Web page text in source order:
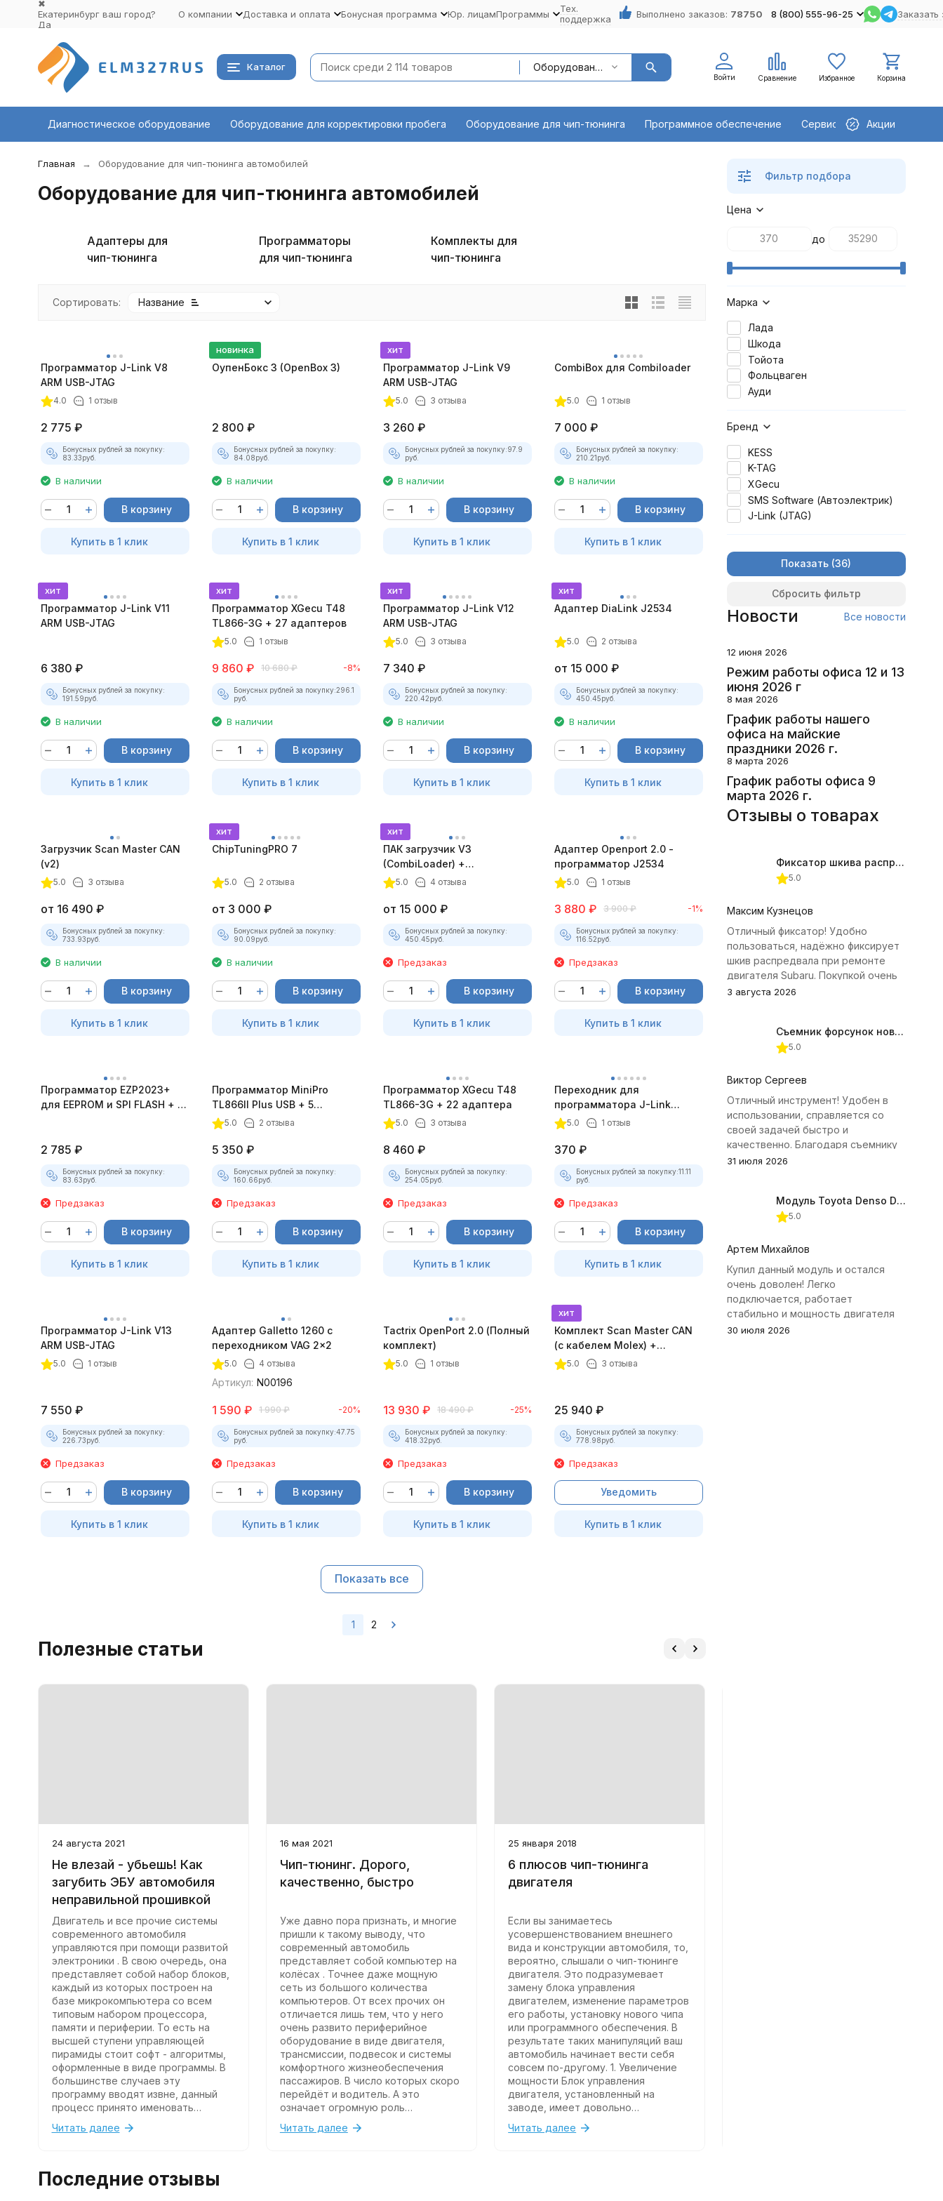
✖
Екатеринбург ваш город?
Да
О компании Доставка и оплата Бонусная программа Юр. лицамПрограммы
Тех.
поддержка
Выполнено заказов: 78750 8 (800) 555-96-25 Заказать
Каталог Оборудование для чип-тюнинга
Войти Сравнение Избранное Корзина
Диагностическое оборудование Оборудование для корректировки пробега Оборудование для чип-тюнинга Программное обеспечение Сервисное оборудование
Акции
Главная Оборудование для чип-тюнинга автомобилей
Оборудование для чип-тюнинга автомобилей
Адаптеры для
чип-тюнинга
Программаторы
для чип-тюнинга
Комплекты для
чип-тюнинга
Сортировать: Название
Программатор J-Link V8
ARM USB-JTAG
4.0 1 отзыв
2 775 ₽
Бонусных рублей за покупку:
83.33руб.
В наличии
В корзину
Купить в 1 клик
новинка
ОупенБокс 3 (OpenBox 3)
2 800 ₽
Бонусных рублей за покупку:
84.08руб.
В наличии
В корзину
Купить в 1 клик
хит
Программатор J-Link V9
ARM USB-JTAG
5.0 3 отзыва
3 260 ₽
Бонусных рублей за покупку:97.9
руб.
В наличии
В корзину
Купить в 1 клик
CombiBox для Combiloader
5.0 1 отзыв
7 000 ₽
Бонусных рублей за покупку:
210.21руб.
В наличии
В корзину
Купить в 1 клик
хит
Программатор J-Link V11
ARM USB-JTAG
6 380 ₽
Бонусных рублей за покупку:
191.59руб.
В наличии
В корзину
Купить в 1 клик
хит
Программатор XGecu T48
TL866-3G + 27 адаптеров
5.0 1 отзыв
9 860 ₽ 10 680 ₽ -8%
Бонусных рублей за покупку:296.1
руб.
В наличии
В корзину
Купить в 1 клик
хит
Программатор J-Link V12
ARM USB-JTAG
5.0 3 отзыва
7 340 ₽
Бонусных рублей за покупку:
220.42руб.
В наличии
В корзину
Купить в 1 клик
хит
Адаптер DiaLink J2534
5.0 2 отзыва
от 15 000 ₽
Бонусных рублей за покупку:
450.45руб.
В наличии
В корзину
Купить в 1 клик
Загрузчик Scan Master CAN
(v2)
5.0 3 отзыва
от 16 490 ₽
Бонусных рублей за покупку:
733.93руб.
В наличии
В корзину
Купить в 1 клик
хит
ChipTuningPRO 7
5.0 2 отзыва
от 3 000 ₽
Бонусных рублей за покупку:
90.09руб.
В наличии
В корзину
Купить в 1 клик
хит
ПАК загрузчик V3
(CombiLoader) +
электронный ключ
5.0 4 отзыва
от 15 000 ₽
Бонусных рублей за покупку:
450.45руб.
Предзаказ
В корзину
Купить в 1 клик
Адаптер Openport 2.0 -
программатор J2534
5.0 1 отзыв
3 880 ₽ 3 900 ₽ -1%
Бонусных рублей за покупку:
116.52руб.
Предзаказ
В корзину
Купить в 1 клик
Программатор EZP2023+
для EEPROM и SPI FLASH + 12
2 785 ₽
Бонусных рублей за покупку:
83.63руб.
Предзаказ
В корзину
Купить в 1 клик
Программатор MiniPro
TL866II Plus USB + 5
адаптеров
5.0 2 отзыва
5 350 ₽
Бонусных рублей за покупку:
160.66руб.
Предзаказ
В корзину
Купить в 1 клик
Программатор XGecu T48
TL866-3G + 22 адаптера
5.0 3 отзыва
8 460 ₽
Бонусных рублей за покупку:
254.05руб.
Предзаказ
В корзину
Купить в 1 клик
Переходник для
программатора J-Link
ARM/JTAG
5.0 1 отзыв
370 ₽
Бонусных рублей за покупку:11.11
руб.
Предзаказ
В корзину
Купить в 1 клик
Программатор J-Link V13
ARM USB-JTAG
5.0 1 отзыв
7 550 ₽
Бонусных рублей за покупку:
226.73руб.
Предзаказ
В корзину
Купить в 1 клик
Адаптер Galletto 1260 с
переходником VAG 2x2
5.0 4 отзыва
Артикул: N00196
1 590 ₽ 1 990 ₽ -20%
Бонусных рублей за покупку:47.75
руб.
Предзаказ
В корзину
Купить в 1 клик
Tactrix OpenPort 2.0 (Полный
комплект)
5.0 1 отзыв
13 930 ₽ 18 490 ₽ -25%
Бонусных рублей за покупку:
418.32руб.
Предзаказ
В корзину
Купить в 1 клик
хит
Комплект Scan Master CAN
(с кабелем Molex) +
Лицензии
5.0 3 отзыва
25 940 ₽
Бонусных рублей за покупку:
778.98руб.
Предзаказ
Уведомить
Купить в 1 клик
Показать все
1 2
Полезные статьи
24 августа 2021
Не влезай - убьешь! Как
загубить ЭБУ автомобиля
неправильной прошивкой
Двигатель и все прочие системы
современного автомобиля
управляются при помощи развитой
электроники . В свою очередь, она
представляет собой набор блоков,
каждый из которых построен на
базе микрокомпьютера со всем
типовым набором процессора,
памяти и периферии. То есть на
высшей ступени управляющей
пирамиды стоит софт - алгоритмы,
оформленные в виде программы. В
большинстве случаев эту
программу вводят извне, данный
процесс принято именовать
если речь идёт о замене
Читать далее
16 мая 2021
Чип-тюнинг. Дорого,
качественно, быстро
Уже давно пора признать, и многие
пришли к такому выводу, что
современный автомобиль
представляет собой компьютер на
колёсах . Точнее даже мощную
сеть из большого количества
компьютеров. От всех прочих он
отличается лишь тем, что у него
очень развито периферийное
оборудование в виде двигателя,
трансмиссии, подвесок и системы
комфортного жизнеобеспечения
пассажиров. В число которых скоро
перейдёт и водитель. А это
означает огромную роль
персонала, который его создаёт и
Читать далее
25 января 2018
6 плюсов чип-тюнинга
двигателя
Если вы занимаетесь
усовершенствованием внешнего
вида и конструкции автомобиля, то,
вероятно, слышали о чип-тюнинге
двигателя. Это подразумевает
замену блока управления
двигателем, изменение параметров
его работы, установку нового чипа
или программного обеспечения. В
результате таких манипуляций ваш
автомобиль начинает вести себя
совсем по-другому. 1. Увеличение
мощности Блок управления
двигателя, установленный на
заводе, имеет довольно
программного обеспечения. Они
Читать далее
Последние отзывы
Фильтр подбора
Цена
до
Марка
Лада
Шкода
Тойота
Фольцваген
Ауди
Бренд
KESS
K-TAG
XGecu
SMS Software (Автоэлектрик)
J-Link (JTAG)
Показать
Сбросить фильтр
Новости Все новости
12 июня 2026
Режим работы офиса 12 и 13
июня 2026 г
8 мая 2026
График работы нашего
офиса на майские
праздники 2026 г.
8 марта 2026
График работы офиса 9
марта 2026 г.
Отзывы о товарах
Фиксатор шкива распредвала (Subaru) JTC-4409
5.0
Максим Кузнецов
Отличный фиксатор! Удобно
пользоваться, надёжно фиксирует
шкив распредвала при ремонте
двигателя Subaru. Покупкой очень
доволен.
3 августа 2026
Съемник форсунок новых дизельных двигателей Jonnesway
5.0
Виктор Сергеев
Отличный инструмент! Удобен в
использовании, справляется со
своей задачей быстро и
качественно. Благодаря съемнику
удалось избежать лишних хлопот с
31 июля 2026
Модуль Toyota Denso Diesel 2.8D для ChipTuningPRO
5.0
Артем Михайлов
Купил данный модуль и остался
очень доволен! Легко
подключается, работает
стабильно и мощность двигателя
заметно увеличилась. Рекомендую
30 июля 2026